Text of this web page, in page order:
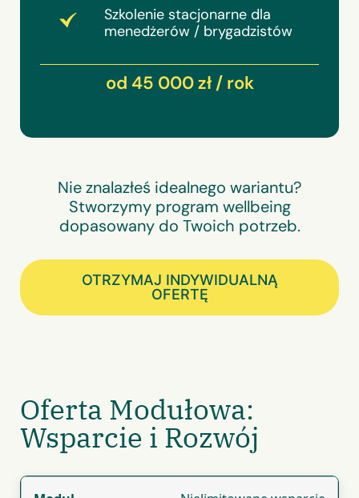
Szkolenie stacjonarne dla
menedżerów / brygadzistów
od 45 000 zł / rok
Nie znalazłeś idealnego wariantu?
Stworzymy program wellbeing
dopasowany do Twoich potrzeb.
OTRZYMAJ INDYWIDUALNĄ
OFERTĘ
Oferta Modułowa:
Wsparcie i Rozwój